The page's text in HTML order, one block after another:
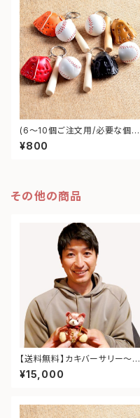
(6～10個ご注文用/必要な個数
を入力ください) ★刻印可★ベ
ースボールキーホルダー(送料
¥800
その他の商品
【送料無料】カキバーサリー～大
切な記念日に～
¥15,000